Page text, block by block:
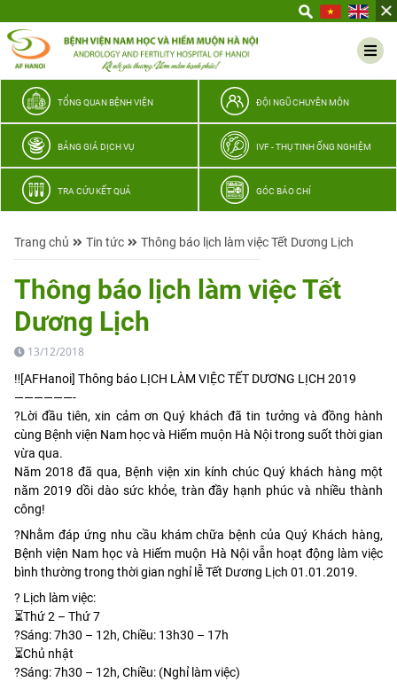
thương
Quân
TỔNG QUAN BỆNH VIỆN ĐỘI NGŨ CHUYÊN MÔN
BẢNG GIÁ DỊCH VỤ IVF - THỤ TINH ỐNG NGHIỆM
TRA CỨU KẾT QUẢ GÓC BÁO CHÍ
Trang chủ Tin tức Thông báo lịch làm việc Tết Dương Lịch
Thông báo lịch làm việc Tết
Dương Lịch
13/12/2018
‼[AFHanoi] Thông báo LỊCH LÀM VIỆC TẾT DƯƠNG LỊCH 2019
——————-
?Lời đầu tiên, xin cảm ơn Quý khách đã tin tưởng và đồng hành
cùng Bệnh viện Nam học và Hiếm muộn Hà Nội trong suốt thời gian
vừa qua.
Năm 2018 đã qua, Bệnh viện xin kính chúc Quý khách hàng một
năm 2019 dồi dào sức khỏe, tràn đầy hạnh phúc và nhiều thành
công!
?Nhằm đáp ứng nhu cầu khám chữa bệnh của Quý Khách hàng,
Bệnh viện Nam học và Hiếm muộn Hà Nội vẫn hoạt động làm việc
bình thường trong thời gian nghỉ lễ Tết Dương Lịch 01.01.2019.
? Lịch làm việc:
⏳Thứ 2 – Thứ 7
?Sáng: 7h30 – 12h, Chiều: 13h30 – 17h
⏳Chủ nhật
?Sáng: 7h30 – 12h, Chiều: (Nghỉ làm việc)